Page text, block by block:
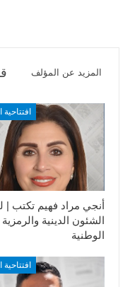
المزيد عن المؤلف
افتتاحية
أنجي مراد فهيم تكتب |
الشئون الدينية والرمزية
الوطنية
افتتاحية